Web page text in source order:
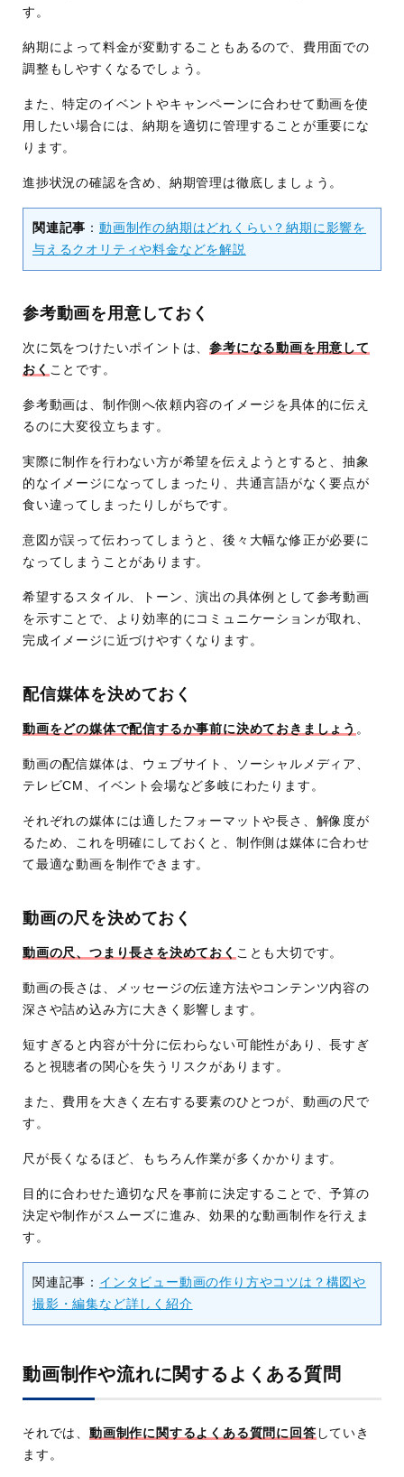
す。
納期によって料金が変動することもあるので、費用面での
調整もしやすくなるでしょう。
また、特定のイベントやキャンペーンに合わせて動画を使
用したい場合には、納期を適切に管理することが重要にな
ります。
進捗状況の確認を含め、納期管理は徹底しましょう。
関連記事 ：動画制作の納期はどれくらい？納期に影響を
与えるクオリティや料金などを解説
参考動画を用意しておく
次に気をつけたいポイントは、参考になる動画を用意して
おく ことです。
参考動画は、制作側へ依頼内容のイメージを具体的に伝え
るのに大変役立ちます。
実際に制作を行わない方が希望を伝えようとすると、抽象
的なイメージになってしまったり、共通言語がなく要点が
食い違ってしまったりしがちです。
意図が誤って伝わってしまうと、後々大幅な修正が必要に
なってしまうことがあります。
希望するスタイル、トーン、演出の具体例として参考動画
を示すことで、より効率的にコミュニケーションが取れ、
完成イメージに近づけやすくなります。
配信媒体を決めておく
動画をどの媒体で配信するか事前に決めておきましょう 。
動画の配信媒体は、ウェブサイト、ソーシャルメディア、
テレビCM、イベント会場など多岐にわたります。
それぞれの媒体には適したフォーマットや長さ、解像度が
るため、これを明確にしておくと、制作側は媒体に合わせ
て最適な動画を制作できます。
動画の尺を決めておく
動画の尺、つまり長さを決めておく ことも大切です。
動画の長さは、メッセージの伝達方法やコンテンツ内容の
深さや詰め込み方に大きく影響します。
短すぎると内容が十分に伝わらない可能性があり、長すぎ
ると視聴者の関心を失うリスクがあります。
また、費用を大きく左右する要素のひとつが、動画の尺で
す。
尺が長くなるほど、もちろん作業が多くかかります。
目的に合わせた適切な尺を事前に決定することで、予算の
決定や制作がスムーズに進み、効果的な動画制作を行えま
す。
関連記事： インタビュー動画の作り方やコツは？構図や
撮影・編集など詳しく紹介
動画制作や流れに関するよくある質問
それでは、 動画制作に関するよくある質問に回答 していき
ます。